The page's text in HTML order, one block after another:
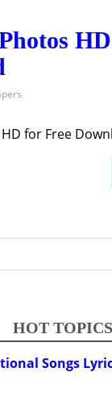
for Free
HOT TOPICS
Songs